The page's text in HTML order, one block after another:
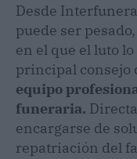
Desde
puede ser
en el que el luto
principal consejo
equipo
funeraria.
encargarse de
repatriación del